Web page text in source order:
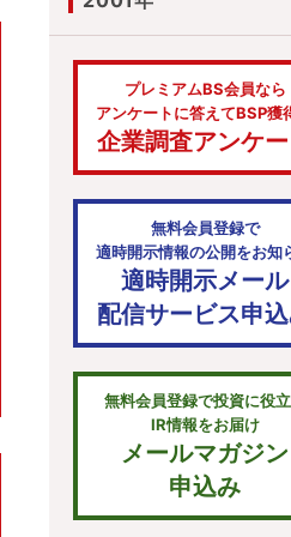
プレミアムBS会員なら
アンケートに答えてBSP獲
企業調査アンケー
無料会員登録で
適時開示情報の公開をお知
適時開示メール
配信サービス申
無料会員登録で投資に役
IR情報をお届け
メールマガジン
申込み